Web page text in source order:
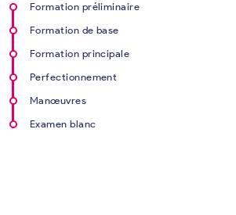
Formation préliminaire
Formation de base
Formation principale
Perfectionnement
Manœuvres
Examen blanc